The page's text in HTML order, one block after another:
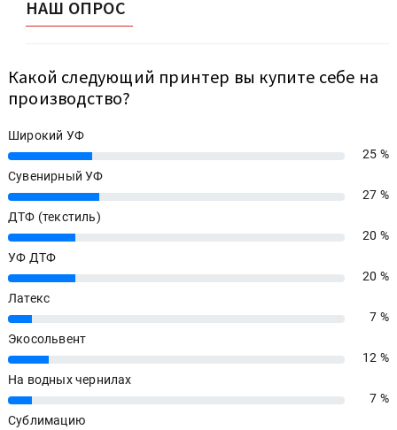
НАШ ОПРОС
Какой следующий принтер вы купите себе на
производство?
Широкий УФ
25%
25 %
Сувенирный УФ
27%
27 %
ДТФ (текстиль)
20%
20 %
УФ ДТФ
20%
20 %
Латекс
7%
7 %
Экосольвент
12%
12 %
На водных чернилах
7%
7 %
Сублимацию